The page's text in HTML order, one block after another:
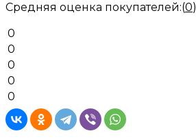
Средняя оценка покупателей:(0)
0
0
0
0
0